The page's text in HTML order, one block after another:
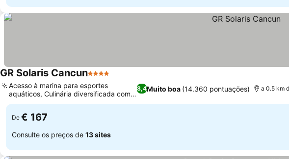
GR Solaris Cancun4 Estrelas
8,4Muito boa (14.360 pontuações)
Acesso à marina para esportes
aquáticos, Culinária diversificada com
sabores globais
a 0.5 km
De € 167
Consulte os preços de 13 sites